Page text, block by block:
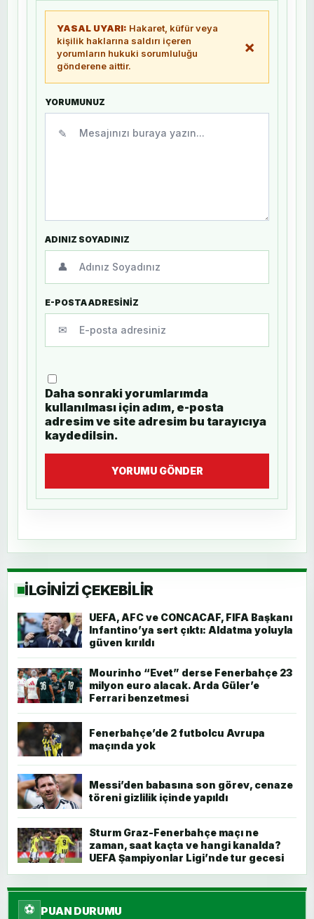
YASAL UYARI: Hakaret, küfür veya
kişilik haklarına saldırı içeren
yorumların hukuki sorumluluğu
gönderene aittir.
×
YORUMUNUZ
✎
ADINIZ SOYADINIZ
👤
E-POSTA ADRESİNİZ
✉
Daha sonraki yorumlarımda
kullanılması için adım, e-posta
adresim ve site adresim bu tarayıcıya
kaydedilsin.
YORUMU GÖNDER
İLGİNİZİ ÇEKEBİLİR
UEFA, AFC ve CONCACAF, FIFA Başkanı
Infantino’ya sert çıktı: Aldatma yoluyla
güven kırıldı
Mourinho “Evet” derse Fenerbahçe 23
milyon euro alacak. Arda Güler’e
Ferrari benzetmesi
Fenerbahçe’de 2 futbolcu Avrupa
maçında yok
Messi’den babasına son görev, cenaze
töreni gizlilik içinde yapıldı
Sturm Graz-Fenerbahçe maçı ne
zaman, saat kaçta ve hangi kanalda?
UEFA Şampiyonlar Ligi’nde tur gecesi
⚽ PUAN DURUMU